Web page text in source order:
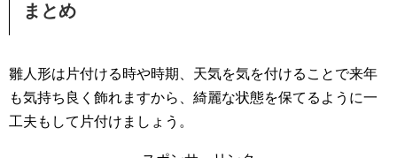
まとめ
雛人形は片付ける時や時期、天気を気を付けることで来年
も気持ち良く飾れますから、綺麗な状態を保てるように一
工夫もして片付けましょう。